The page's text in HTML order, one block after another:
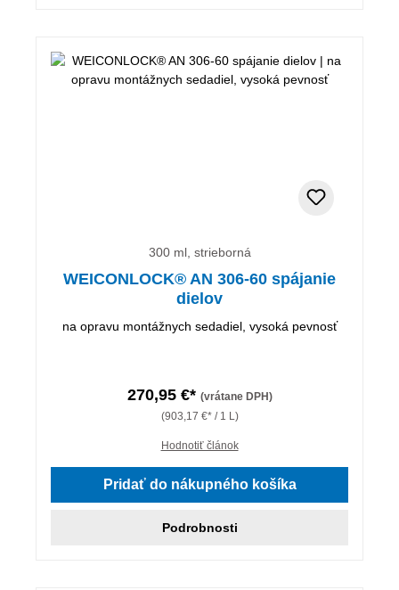
300 ml, strieborná
WEICONLOCK® AN 306-60 spájanie
dielov
na opravu montážnych sedadiel, vysoká pevnosť
270,95 €* (vrátane DPH)
(903,17 €* / 1 L)
Hodnotiť článok
Pridať do nákupného košíka
Podrobnosti